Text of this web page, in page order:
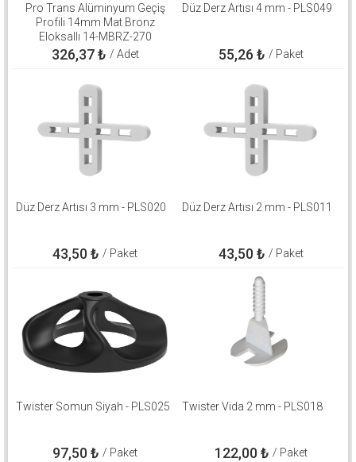
Pro Trans Alüminyum Geçiş
Profili 14mm Mat Bronz
Eloksallı 14-MBRZ-270
326,37₺ / Adet
Düz Derz Artısı 4 mm - PLS049
55,26 ₺ / Paket
Düz Derz Artısı 3 mm - PLS020
43,50₺ / Paket
Düz Derz Artısı 2 mm - PLS011
43,50₺ / Paket
Twister Somun Siyah - PLS025
97,50₺ / Paket
Twister Vida 2 mm - PLS018
122,00₺ / Paket